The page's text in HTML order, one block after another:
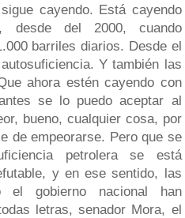
cayendo. Está cayendo
desde del 2000, cuando
barriles diarios. Desde el
Y también las
ahora estén cayendo con
se lo puedo aceptar al
bueno, cualquier cosa, por
de empeorarse. Pero que se
petrolera se está
y en ese sentido, las
el gobierno nacional han
letras, senador Mora, el